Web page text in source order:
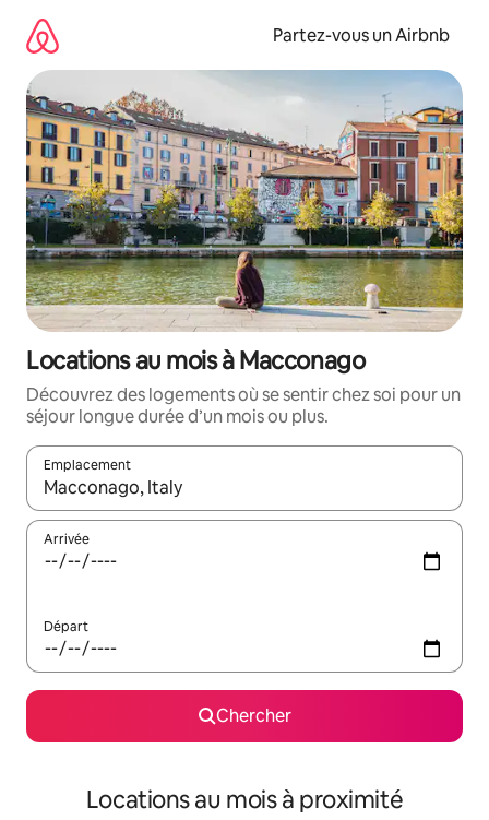
directement
contenu
Partez-vous un Airbnb
Locations au mois à Macconago
Découvrez des logements où se sentir chez soi pour un
séjour longue durée d’un mois ou plus.
Emplacement
Quand les résultats sont affichés, parcourez-les en utilisant
Arrivée
Départ
Chercher
Locations au mois à proximité